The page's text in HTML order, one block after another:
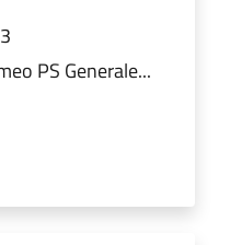
PS Generale...